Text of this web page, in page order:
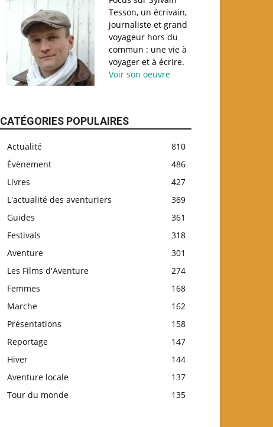
Tesson, un écrivain,
journaliste et grand
voyageur hors du
commun : une vie à
voyager et à écrire.
Voir son oeuvre
CATÉGORIES POPULAIRES
Actualité
810
Évènement
486
Livres
427
L'actualité des aventuriers
369
Guides
361
Festivals
318
Aventure
301
Les Films d'Aventure
274
Femmes
168
Marche
162
Présentations
158
Reportage
147
Hiver
144
Aventure locale
137
Tour du monde
135